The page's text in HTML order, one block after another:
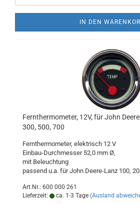
IN DEN
Fernthermometer, 12V, für John
300, 500, 700
Fernthermometer, elektrisch 12 V
Einbau-Durchmesser 52,0 mm Ø,
mit Beleuchtung
passend u.a. für John Deere-Lanz 100,
Art.Nr.: 600 000 261
Lieferzeit:
ca. 1-3 Tage (Ausland